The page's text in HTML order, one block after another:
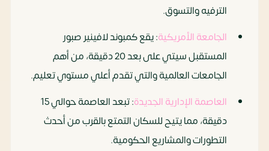
الترفيه والتسوق.
الجامعة الأمريكية: يقع كمبوند لافينير صبور
المستقبل سيتي على بعد 20 دقيقة، من أهم
الجامعات العالمية والتي تقدم أعلي مستوي تعليم.
العاصمة الإدارية الجديدة
: تبعد العاصمة حوالي 15
دقيقة، مما يتيح للسكان التمتع بالقرب من أحدث
التطورات والمشاريع الحكومية.